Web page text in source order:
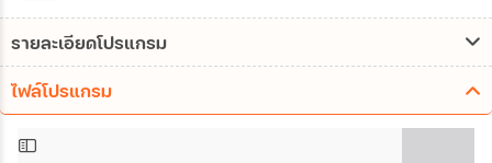
รายละเอียดโปรแกรม
ไฟล์โปรแกรม